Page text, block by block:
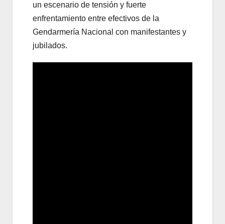
un escenario de tensión y fuerte
enfrentamiento entre efectivos de la
Gendarmería Nacional con manifestantes y
jubilados.